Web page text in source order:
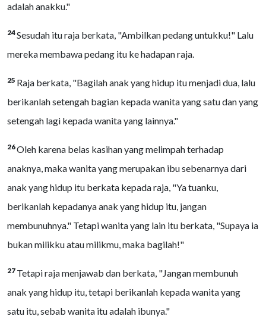
adalah anakku."
24Sesudah itu raja berkata, "Ambilkan pedang untukku!" Lalu
mereka membawa pedang itu ke hadapan raja.
25 Raja berkata, "Bagilah anak yang hidup itu menjadi dua, lalu
berikanlah setengah bagian kepada wanita yang satu dan yang
setengah lagi kepada wanita yang lainnya."
26Oleh karena belas kasihan yang melimpah terhadap
anaknya, maka wanita yang merupakan ibu sebenarnya dari
anak yang hidup itu berkata kepada raja, "Ya tuanku,
berikanlah kepadanya anak yang hidup itu, jangan
membunuhnya." Tetapi wanita yang lain itu berkata, "Supaya ia
bukan milikku atau milikmu, maka bagilah!"
27 Tetapi raja menjawab dan berkata, "Jangan membunuh
anak yang hidup itu, tetapi berikanlah kepada wanita yang
satu itu, sebab wanita itu adalah ibunya."